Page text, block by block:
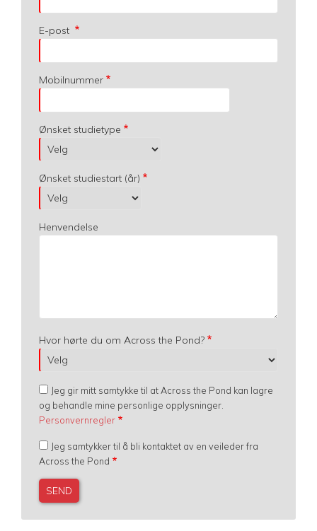
E-post
Mobilnummer
Ønsket studietype
Ønsket studiestart (år)
Henvendelse
Hvor hørte du om Across the Pond?
Jeg gir mitt samtykke til at Across the Pond kan lagre
og behandle mine personlige opplysninger.
Personvernregler
Jeg samtykker til å bli kontaktet av en veileder fra
Across the Pond